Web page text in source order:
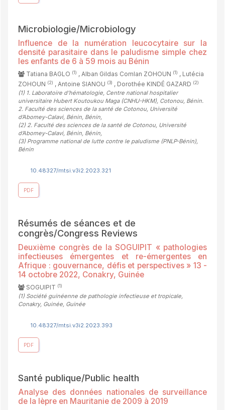
Microbiologie/Microbiology
Influence de la numération leucocytaire sur la
densité parasitaire dans le paludisme simple chez
les enfants de 6 à 59 mois au Bénin
Tatiana BAGLO (1) , Alban Gildas Comlan ZOHOUN (1) , Lutécia
ZOHOUN (2) , Antoine SIANOU (3) , Dorothée KINDÉ GAZARD (2)
(1) 1. Laboratoire d’hématologie, Centre national hospitalier
universitaire Hubert Koutoukou Maga (CNHU-HKM), Cotonou, Bénin.
2. Faculté des sciences de la santé de Cotonou, Université
d’Abomey-Calavi, Bénin, Bénin,
(2) 2. Faculté des sciences de la santé de Cotonou, Université
d’Abomey-Calavi, Bénin, Bénin,
(3) Programme national de lutte contre le paludisme (PNLP-Bénin),
Bénin
10.48327/mtsi.v3i2.2023.321
PDF
Résumés de séances et de
congrès/Congress Reviews
Deuxième congrès de la SOGUIPIT « pathologies
infectieuses émergentes et re-émergentes en
Afrique : gouvernance, défis et perspectives » 13 -
14 octobre 2022, Conakry, Guinée
SOGUIPIT (1)
(1) Société guinéenne de pathologie infectieuse et tropicale,
Conakry, Guinée, Guinée
10.48327/mtsi.v3i2.2023.393
PDF
Santé publique/Public health
Analyse des données nationales de surveillance
de la lèpre en Mauritanie de 2009 à 2019